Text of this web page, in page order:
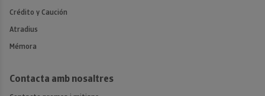
Crédito y Caución
Atradius
Mémora
Contacta amb nosaltres